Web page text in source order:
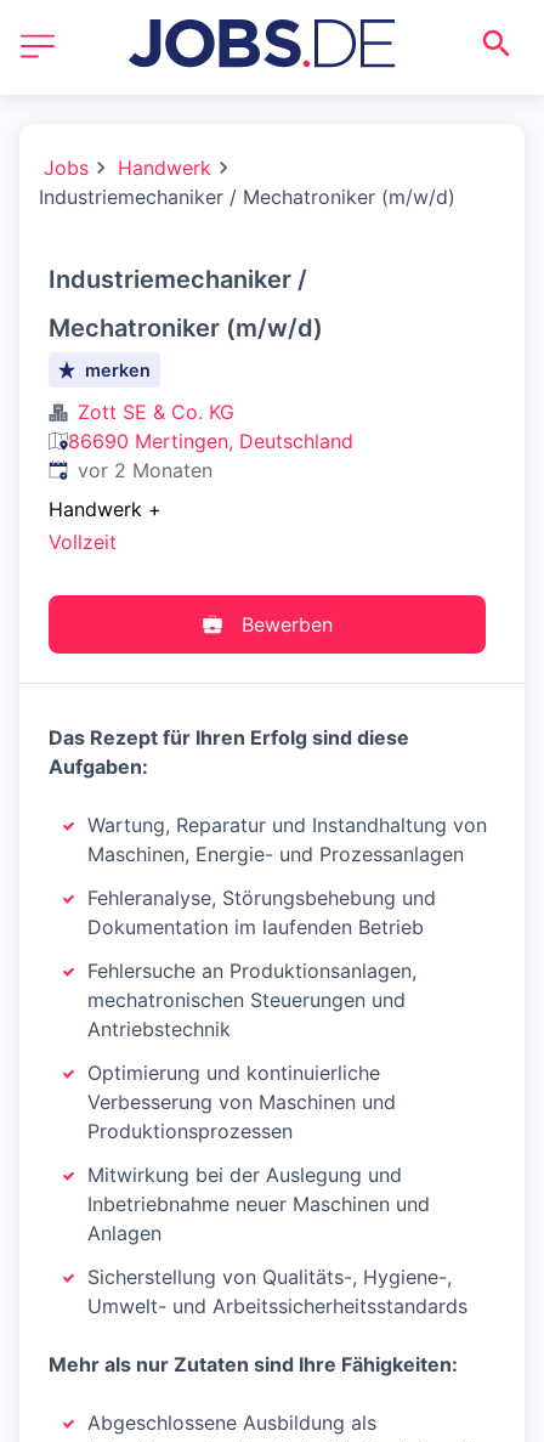
Jobs
Handwerk
Industriemechaniker / Mechatroniker (m/w/d)
Industriemechaniker /
Mechatroniker (m/w/d)
merken
Zott SE & Co. KG
86690 Mertingen, Deutschland
Veröffentlicht:
vor 2 Monaten
Handwerk +
Vollzeit
Bewerben
Das Rezept für Ihren Erfolg sind diese
Aufgaben:
Wartung, Reparatur und Instandhaltung von
Maschinen, Energie- und Prozessanlagen
Fehleranalyse, Störungsbehebung und
Dokumentation im laufenden Betrieb
Fehlersuche an Produktionsanlagen,
mechatronischen Steuerungen und
Antriebstechnik
Optimierung und kontinuierliche
Verbesserung von Maschinen und
Produktionsprozessen
Mitwirkung bei der Auslegung und
Inbetriebnahme neuer Maschinen und
Anlagen
Sicherstellung von Qualitäts-, Hygiene-,
Umwelt- und Arbeitssicherheitsstandards
Mehr als nur Zutaten sind Ihre Fähigkeiten:
Abgeschlossene Ausbildung als